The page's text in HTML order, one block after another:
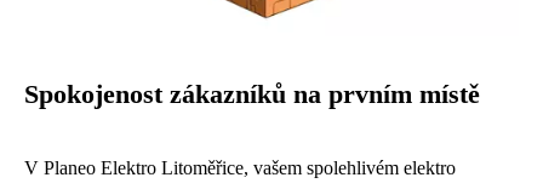
Spokojenost zákazníků na prvním místě
V Planeo Elektro Litoměřice, vašem spolehlivém elektro